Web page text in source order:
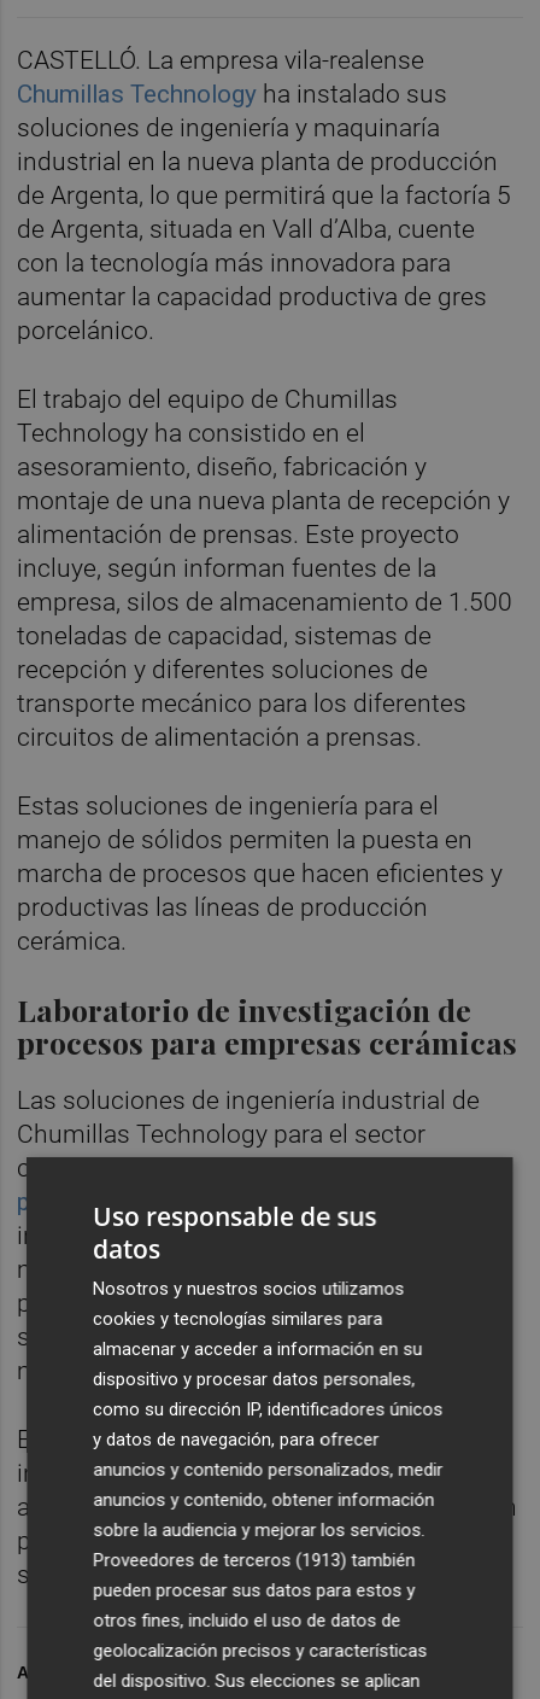
CASTELLÓ. La empresa vila-realense
Chumillas Technology ha instalado sus
soluciones de ingeniería y maquinaría
industrial en la nueva planta de producción
de Argenta, lo que permitirá que la factoría 5
de Argenta, situada en Vall d’Alba, cuente
con la tecnología más innovadora para
aumentar la capacidad productiva de gres
porcelánico.
El trabajo del equipo de Chumillas
Technology ha consistido en el
asesoramiento, diseño, fabricación y
montaje de una nueva planta de recepción y
alimentación de prensas. Este proyecto
incluye, según informan fuentes de la
empresa, silos de almacenamiento de 1.500
toneladas de capacidad, sistemas de
recepción y diferentes soluciones de
transporte mecánico para los diferentes
circuitos de alimentación a prensas.
Estas soluciones de ingeniería para el
manejo de sólidos permiten la puesta en
marcha de procesos que hacen eficientes y
productivas las líneas de producción
cerámica.
Laboratorio de investigación de
procesos para empresas cerámicas
Las soluciones de ingeniería industrial de
Chumillas Technology para el sector
cerámico están disponibles en la
piloto TechLAB
, un exclusivo laboratorio de
investigación donde está desplegada la
maquinaria industrial necesaria para realizar
pruebas previas a la instalación de una
solución y para testear nuevos procesos de
manejo de sólidos.
Este espacio de innovación exclusivo, según
informan las mismas fuentes, permite dotar
a las fábricas de un espacio de investigación
para encontrar nuevos productos o
servicios.
ARCHIVADO EN CHUMILLAS TECHNOLOGY
Uso responsable de sus
datos
Nosotros y nuestros socios utilizamos
cookies y tecnologías similares para
almacenar y acceder a información en su
dispositivo y procesar datos personales,
como su dirección IP, identificadores únicos
y datos de navegación, para ofrecer
anuncios y contenido personalizados, medir
anuncios y contenido, obtener información
sobre la audiencia y mejorar los servicios.
Proveedores de terceros (1913) también
pueden procesar sus datos para estos y
otros fines, incluido el uso de datos de
geolocalización precisos y características
del dispositivo. Sus elecciones se aplican